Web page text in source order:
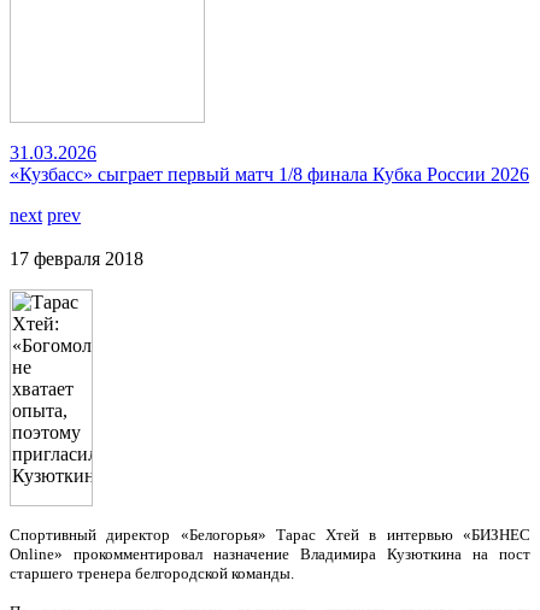
31.03.2026
«Кузбасс» сыграет первый матч 1/8 финала Кубка России 2026
next prev
17 февраля 2018
Спортивный директор «Белогорья» Тарас Хтей в интервью «БИЗНЕС
Online» прокомментировал назначение Владимира Кузюткина на пост
старшего тренера белгородской команды.